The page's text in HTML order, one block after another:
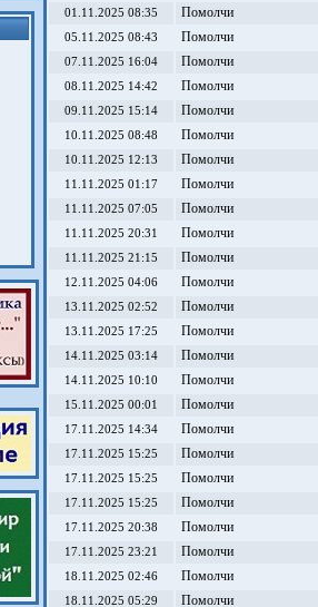
01.11.2025 08:35 Помолчи
05.11.2025 08:43 Помолчи
07.11.2025 16:04 Помолчи
08.11.2025 14:42 Помолчи
09.11.2025 15:14 Помолчи
10.11.2025 08:48 Помолчи
10.11.2025 12:13 Помолчи
11.11.2025 01:17 Помолчи
11.11.2025 07:05 Помолчи
11.11.2025 20:31 Помолчи
11.11.2025 21:15 Помолчи
12.11.2025 04:06 Помолчи
13.11.2025 02:52 Помолчи
13.11.2025 17:25 Помолчи
14.11.2025 03:14 Помолчи
14.11.2025 10:10 Помолчи
15.11.2025 00:01 Помолчи
17.11.2025 14:34 Помолчи
17.11.2025 15:25 Помолчи
17.11.2025 15:25 Помолчи
17.11.2025 15:25 Помолчи
17.11.2025 20:38 Помолчи
17.11.2025 23:21 Помолчи
18.11.2025 02:46 Помолчи
18.11.2025 05:29 Помолчи